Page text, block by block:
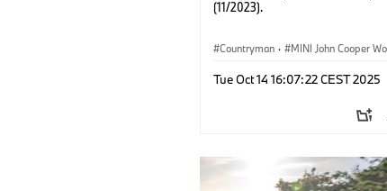
(11/2023).
Countryman · MINI John Cooper
Tue Oct 14 16:07:22 CEST 2025